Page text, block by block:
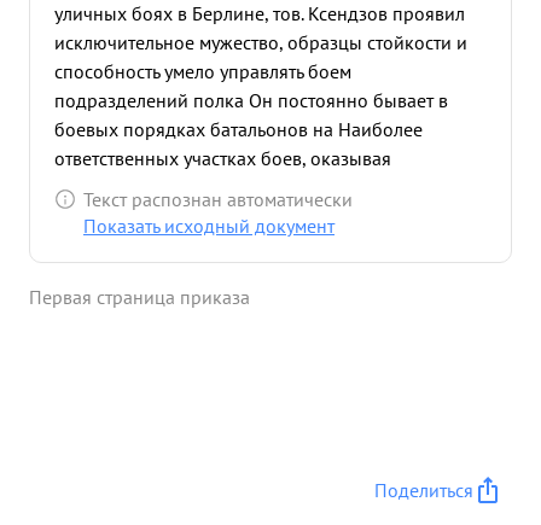
уличных боях в Берлине, тов. Ксендзов проявил
исключительное мужество, образцы стойкости и
способность умело управлять боем
подразделений полка Он постоянно бывает в
боевых порядках батальонов на Наиболее
ответственных участках боев, оказывая
командирам батальонов существенную помощь в
руководстве боем, личным примером бесстрашим
выполните боевых Задач При прорыве немецкой
батальоном истреблено до 70 и взято в плен 19
Текст распознан автоматически
Показать исходный документ
Первая страница приказа
Поделиться